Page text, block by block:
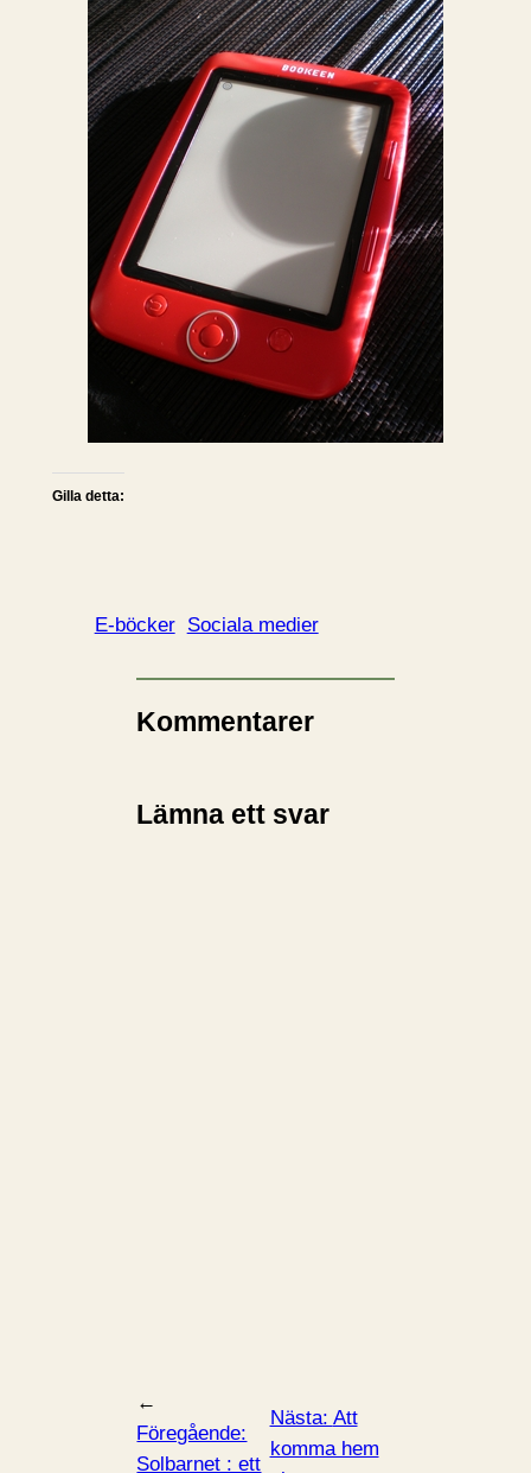
Gilla detta:
E-böcker Sociala medier
Kommentarer
Lämna ett svar
←
Föregående:
Solbarnet : ett
Nästa: Att
komma hem